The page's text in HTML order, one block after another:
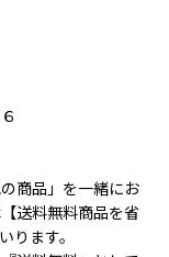
商品」を一緒にお
送料無料商品を省
ります。